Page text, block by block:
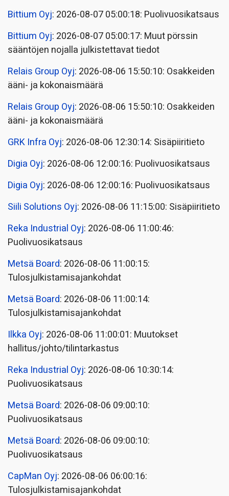
Bittium Oyj: 2026-08-07 05:00:18: Puolivuosikatsaus
Bittium Oyj: 2026-08-07 05:00:17: Muut pörssin
sääntöjen nojalla julkistettavat tiedot
Relais Group Oyj: 2026-08-06 15:50:10: Osakkeiden
ääni- ja kokonaismäärä
Relais Group Oyj: 2026-08-06 15:50:10: Osakkeiden
ääni- ja kokonaismäärä
GRK Infra Oyj: 2026-08-06 12:30:14: Sisäpiiritieto
Digia Oyj: 2026-08-06 12:00:16: Puolivuosikatsaus
Digia Oyj: 2026-08-06 12:00:16: Puolivuosikatsaus
Siili Solutions Oyj: 2026-08-06 11:15:00: Sisäpiiritieto
Reka Industrial Oyj: 2026-08-06 11:00:46:
Puolivuosikatsaus
Metsä Board: 2026-08-06 11:00:15:
Tulosjulkistamisajankohdat
Metsä Board: 2026-08-06 11:00:14:
Tulosjulkistamisajankohdat
Ilkka Oyj: 2026-08-06 11:00:01: Muutokset
hallitus/johto/tilintarkastus
Reka Industrial Oyj: 2026-08-06 10:30:14:
Puolivuosikatsaus
Metsä Board: 2026-08-06 09:00:10:
Puolivuosikatsaus
Metsä Board: 2026-08-06 09:00:10:
Puolivuosikatsaus
CapMan Oyj: 2026-08-06 06:00:16:
Tulosjulkistamisajankohdat